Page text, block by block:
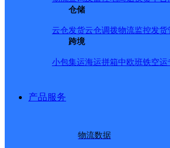
仓储
云仓发货云仓调拨物流监控发货
跨境
小包集运海运拼箱中欧班铁空运
产品服务
物流数据